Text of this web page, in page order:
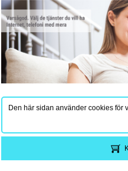
Den här sidan använder cookies för